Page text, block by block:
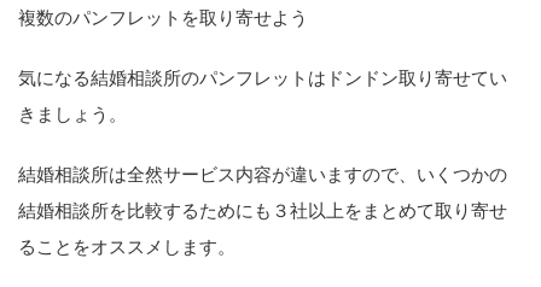
複数のパンフレットを取り寄せよう
気になる結婚相談所のパンフレットはドンドン取り寄せてい
きましょう。
結婚相談所は全然サービス内容が違いますので、いくつかの
結婚相談所を比較するためにも３社以上をまとめて取り寄せ
ることをオススメします。